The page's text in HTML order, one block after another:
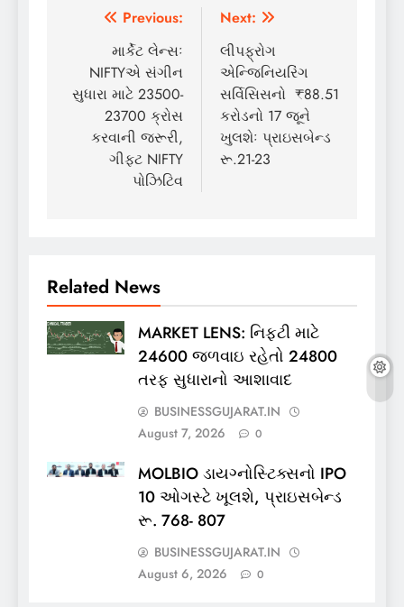
Post
navigation
Previous:
માર્કેટ લેન્સઃ
NIFTYએ સંગીન
સુધારા માટે 23500-
23700 ક્રોસ
કરવાની જરૂરી,
ગીફ્ટ NIFTY
પોઝિટિવ
Next:
લીપફ્રોગ
એન્જિનિયરિંગ
સર્વિસિસનો ₹88.51
કરોડનો 17 જૂને
ખુલશેઃ પ્રાઇસબેન્ડ
રૂ.21-23
Related News
MARKET LENS: નિફ્ટી માટે
24600 જળવાઇ રહેતો 24800
તરફ સુધારાનો આશાવાદ
BUSINESSGUJARAT.IN
August 7, 2026
0
MOLBIO ડાયગ્નોસ્ટિક્સનો IPO
10 ઓગસ્ટે ખૂલશે, પ્રાઇસબેન્ડ
રૂ. 768- 807
BUSINESSGUJARAT.IN
August 6, 2026
0